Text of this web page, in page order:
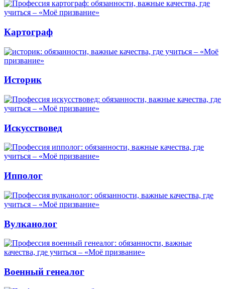
Картограф
Историк
Искусствовед
Ипполог
Вулканолог
Военный генеалог